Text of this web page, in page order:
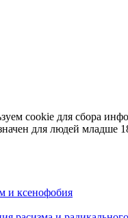
cookie для сбора
для людей младше
и ксенофобия